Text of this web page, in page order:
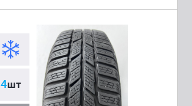
4шт